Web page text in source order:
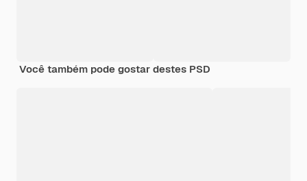
Você também pode gostar destes PSD